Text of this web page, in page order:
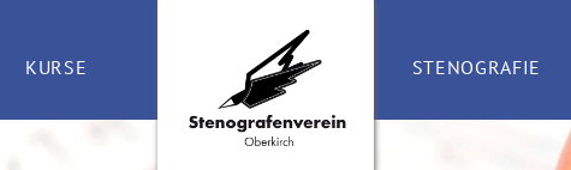
KURSE
STENO-KURS
STENOGRAFIE
WAS IST